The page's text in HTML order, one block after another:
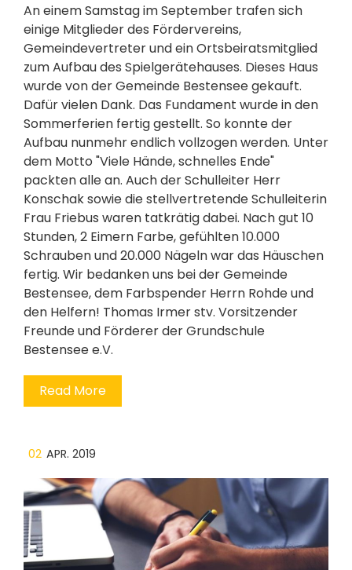
An einem Samstag im September trafen sich
einige Mitglieder des Fördervereins,
Gemeindevertreter und ein Ortsbeiratsmitglied
zum Aufbau des Spielgerätehauses. Dieses Haus
wurde von der Gemeinde Bestensee gekauft.
Dafür vielen Dank. Das Fundament wurde in den
Sommerferien fertig gestellt. So konnte der
Aufbau nunmehr endlich vollzogen werden. Unter
dem Motto "Viele Hände, schnelles Ende"
packten alle an. Auch der Schulleiter Herr
Konschak sowie die stellvertretende Schulleiterin
Frau Friebus waren tatkrätig dabei. Nach gut 10
Stunden, 2 Eimern Farbe, gefühlten 10.000
Schrauben und 20.000 Nägeln war das Häuschen
fertig. Wir bedanken uns bei der Gemeinde
Bestensee, dem Farbspender Herrn Rohde und
den Helfern! Thomas Irmer stv. Vorsitzender
Freunde und Förderer der Grundschule
Bestensee e.V.
Read More
02 APR. 2019